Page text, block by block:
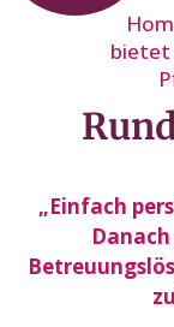
bietet
„Einfach